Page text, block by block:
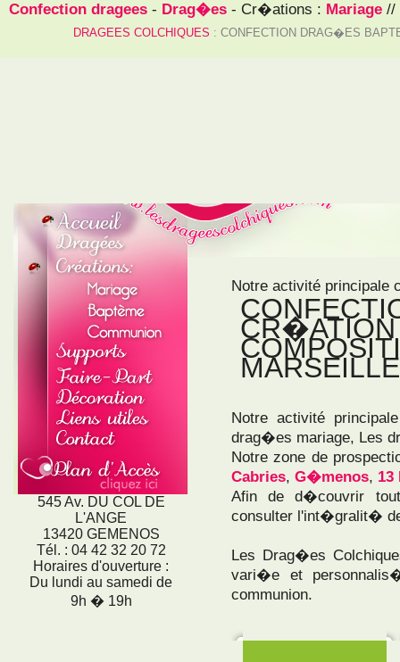
Confection dragees - Drag�es - Cr�ations : Mariage //
DRAGEES COLCHIQUES : CONFECTION DRAG�ES
545 Av. DU COL DE
L'ANGE
13420 GEMENOS
Tél. : 04 42 32 20 72
Horaires d'ouverture :
Du lundi au samedi de
9h � 19h
Notre activité principale
CR�ATION
MARSEILLE
Notre activité
drag�es mariage, Les
Notre zone de
Cabries, G�menos, 13
Afin de d�couvrir
consulter l'int�gralit�
Les Drag�es
vari�e et
communion.